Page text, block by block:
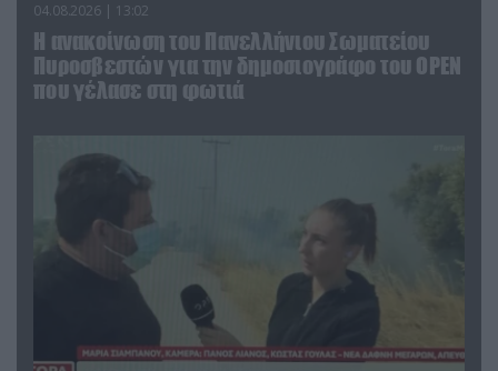
04.08.2026 | 13:02
Η ανακοίνωση του Πανελλήνιου Σωματείου
Πυροσβεστών για την δημοσιογράφο του OPEN
που γέλασε στη φωτιά